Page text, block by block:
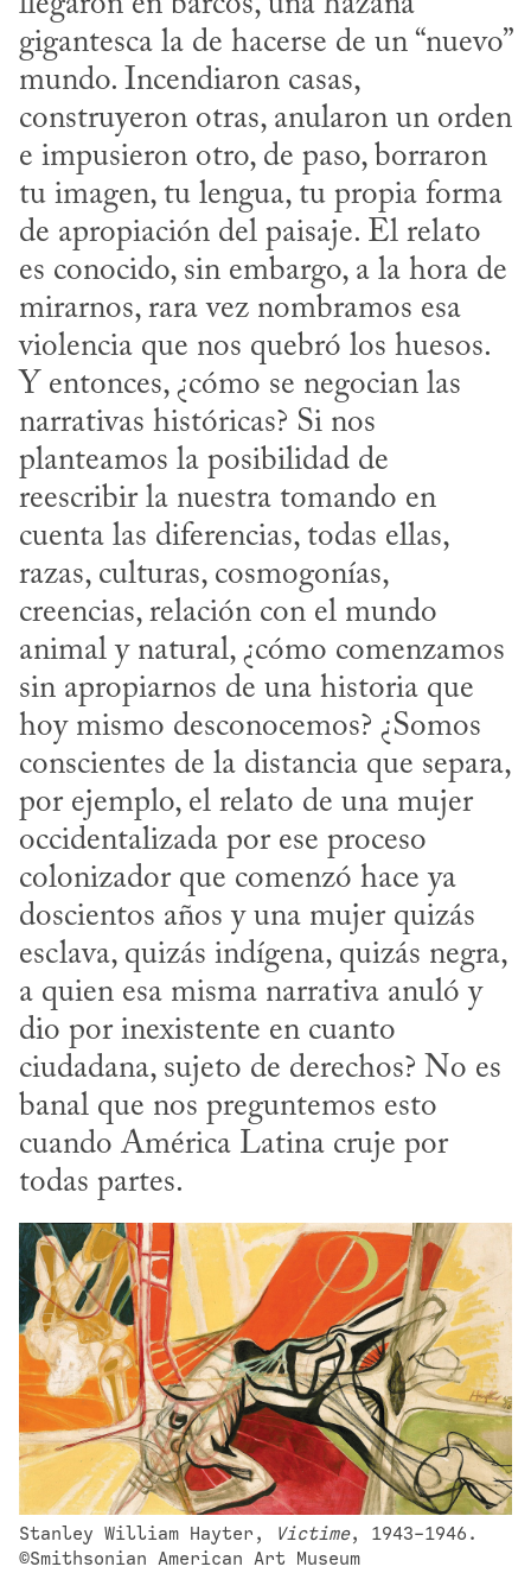
gigantesca la de hacerse de un “nuevo”
mundo. Incendiaron casas,
construyeron otras, anularon un orden
e impusieron otro, de paso, borraron
tu imagen, tu lengua, tu propia forma
de apropiación del paisaje. El relato
es conocido, sin embargo, a la hora de
mirarnos, rara vez nombramos esa
violencia que nos quebró los huesos.
Y entonces, ¿cómo se negocian las
narrativas históricas? Si nos
planteamos la posibilidad de
reescribir la nuestra tomando en
cuenta las diferencias, todas ellas,
razas, culturas, cosmogonías,
creencias, relación con el mundo
animal y natural, ¿cómo comenzamos
sin apropiarnos de una historia que
hoy mismo desconocemos? ¿Somos
conscientes de la distancia que separa,
por ejemplo, el relato de una mujer
occidentalizada por ese proceso
colonizador que comenzó hace ya
doscientos años y una mujer quizás
esclava, quizás indígena, quizás negra,
a quien esa misma narrativa anuló y
dio por inexistente en cuanto
ciudadana, sujeto de derechos? No es
banal que nos preguntemos esto
cuando América Latina cruje por
todas partes.
Stanley William Hayter, Victime, 1943-1946.
©Smithsonian American Art Museum